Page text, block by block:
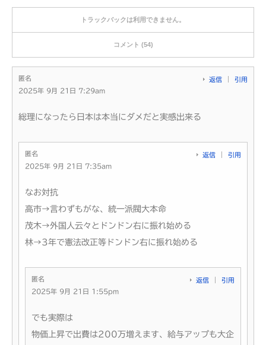
トラックバックは利用できません。
コメント (54)
匿名
2025年 9月 21日 7:29am
返信 引用
総理になったら日本は本当にダメだと実感出来る
匿名
2025年 9月 21日 7:35am
返信 引用
なお対抗
高市→言わずもがな、統一派閥大本命
茂木→外国人云々とドンドン右に振れ始める
林→3年で憲法改正等ドンドン右に振れ始める
匿名
2025年 9月 21日 1:55pm
返信 引用
でも実際は
物価上昇で出費は200万増えます、給与アップも大企